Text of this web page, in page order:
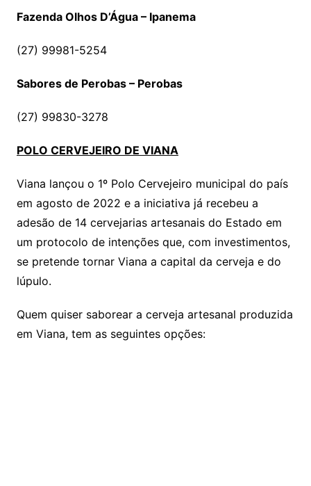
Fazenda Olhos D’Água – Ipanema
(27) 99981-5254
Sabores de Perobas – Perobas
(27) 99830-3278
POLO CERVEJEIRO DE VIANA
Viana lançou o 1º Polo Cervejeiro municipal do país
em agosto de 2022 e a iniciativa já recebeu a
adesão de 14 cervejarias artesanais do Estado em
um protocolo de intenções que, com investimentos,
se pretende tornar Viana a capital da cerveja e do
lúpulo.
Quem quiser saborear a cerveja artesanal produzida
em Viana, tem as seguintes opções: